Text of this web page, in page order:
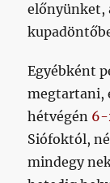
előnyünket,
Egyébként
megtartani,
hétvégén 6-
Siófoktól,
mindegy